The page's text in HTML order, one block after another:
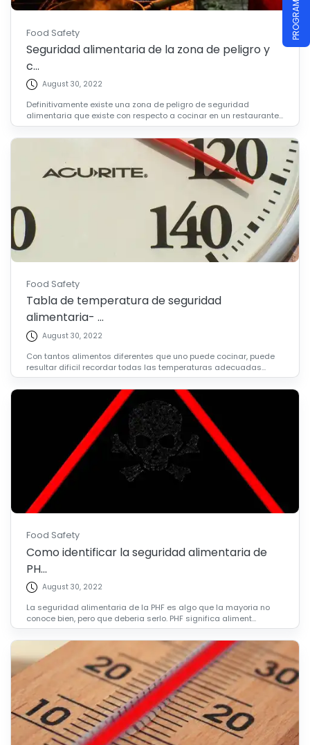
Food Safety
Seguridad alimentaria de la zona de peligro y
c...
August 30, 2022
Definitivamente existe una zona de peligro de seguridad
alimentaria que existe con respecto a cocinar en un restaurante...
Food Safety
Tabla de temperatura de seguridad
alimentaria- ...
August 30, 2022
Con tantos alimentos diferentes que uno puede cocinar, puede
resultar dificil recordar todas las temperaturas adecuadas...
Food Safety
Como identificar la seguridad alimentaria de
PH...
August 30, 2022
La seguridad alimentaria de la PHF es algo que la mayoria no
conoce bien, pero que deberia serlo. PHF significa aliment...